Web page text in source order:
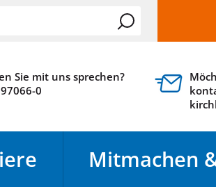
Sie mit uns sprechen?
0
Mitmachen